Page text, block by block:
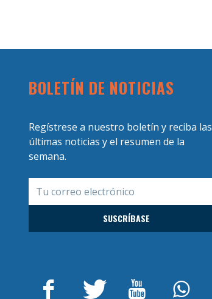
BOLETÍN DE NOTICIAS
Regístrese a nuestro boletín y reciba las
últimas noticias y el resumen de la
semana.